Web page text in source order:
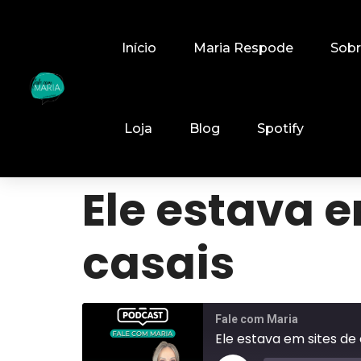
Início Maria Respode
Loja Blog Spotify
Ele estava
casais
Fale com Maria
Ele estava em sites